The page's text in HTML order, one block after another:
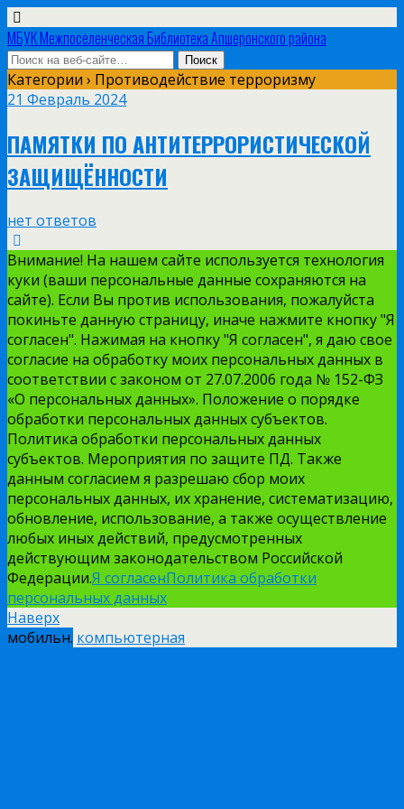
МБУК Межпоселенческая Библиотека Апшеронского района
Категории › Противодействие терроризму
21 Февраль 2024
ПАМЯТКИ ПО АНТИТЕРРОРИСТИЧЕСКОЙ
ЗАЩИЩЁННОСТИ
нет ответов
Внимание! На нашем сайте используется технология
куки (ваши персональные данные сохраняются на
сайте). Если Вы против использования, пожалуйста
покиньте данную страницу, иначе нажмите кнопку "Я
согласен". Нажимая на кнопку "Я согласен", я даю свое
согласие на обработку моих персональных данных в
соответствии с законом от 27.07.2006 года № 152-ФЗ
«О персональных данных». Положение о порядке
обработки персональных данных субъектов.
Политика обработки персональных данных
субъектов. Мероприятия по защите ПД. Также
данным согласием я разрешаю сбор моих
персональных данных, их хранение, систематизацию,
обновление, использование, а также осуществление
любых иных действий, предусмотренных
действующим законодательством Российской
Федерации.Я согласенПолитика обработки
персональных данных
Наверх
мобильн. компьютерная